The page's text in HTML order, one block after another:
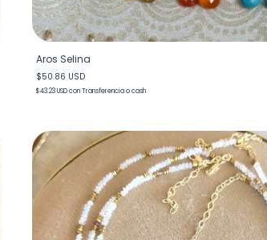
Aros Selina
$50.86 USD
$43.23 USDcon Transferencia o cash